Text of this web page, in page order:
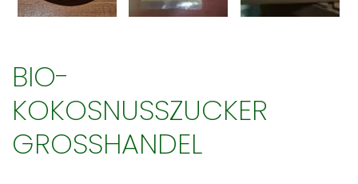
BIO-
KOKOSNUSSZUCKER
GROSSHANDEL